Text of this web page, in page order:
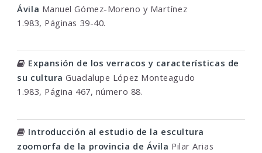
Ávila Manuel Gómez-Moreno y Martínez
1.983, Páginas 39-40.
Expansión de los verracos y características de
su cultura Guadalupe López Monteagudo
1.983, Página 467, número 88.
Introducción al estudio de la escultura
zoomorfa de la provincia de Ávila Pilar Arias